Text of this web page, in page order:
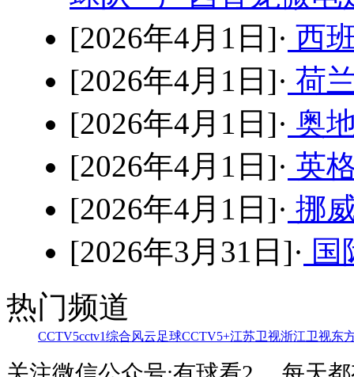
[2026年4月1日]· 西
[2026年4月1日]· 荷
[2026年4月1日]· 奥
[2026年4月1日]· 英
[2026年4月1日]· 挪
[2026年3月31日]· 国
热门频道
CCTV5cctv1综合风云足球CCTV5+江苏卫视浙江卫视东